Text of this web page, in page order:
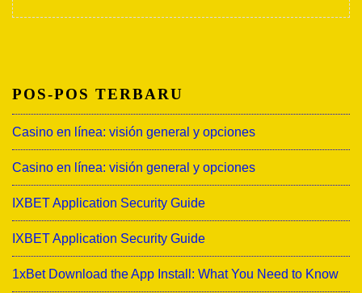
POS-POS TERBARU
Casino en línea: visión general y opciones
Casino en línea: visión general y opciones
IXBET Application Security Guide
IXBET Application Security Guide
1xBet Download the App Install: What You Need to Know